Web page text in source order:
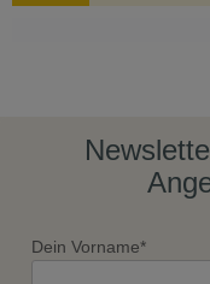
Dein Vorname*